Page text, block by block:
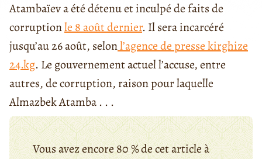
Atambaïev a été détenu et inculpé de faits de
corruptionle 8 août dernier. Il sera incarcéré
jusqu’au 26 août, selonl’agence de presse kirghize
24.kg. Le gouvernement actuel l’accuse, entre
autres, de corruption, raison pour laquelle
Almazbek Atamba . . .
Vous avez encore 80 % de cet article à